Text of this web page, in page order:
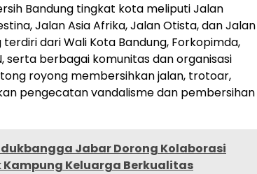
Bandung tingkat kota meliputi Jalan
Jalan Asia Afrika, Jalan Otista, dan Jalan
dari Wali Kota Bandung, Forkopimda,
serta berbagai komunitas dan organisasi
royong membersihkan jalan, trotoar,
pengecatan vandalisme dan pembersihan
Jabar Dorong Kolaborasi
Kampung Keluarga Berkualitas